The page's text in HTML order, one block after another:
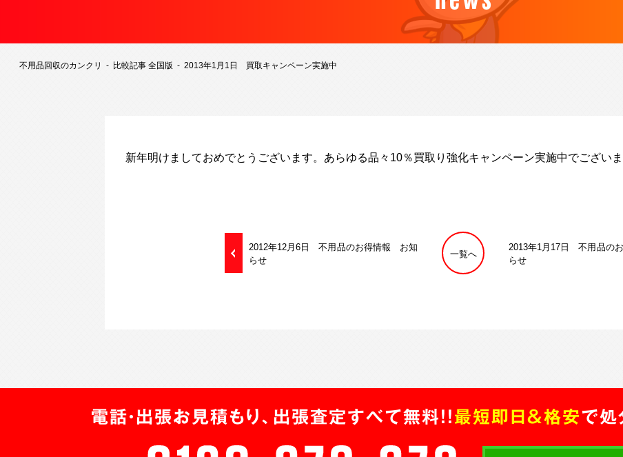
不用品回収のカンクリ 比較記事 全国版 2013年1月1日 買取キャンペーン実施中
新年明けましておめでとうございます。あらゆる品々10％買取り強化キャンペーン実施中でございま
2012年12月6日 不用品のお得情報 お知
らせ
一覧へ
2013年1月17日 不用品の
らせ
電話・出張お見積もり、出張査定すべて無料!!最短即日＆格安で処